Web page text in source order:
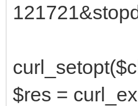
$res =